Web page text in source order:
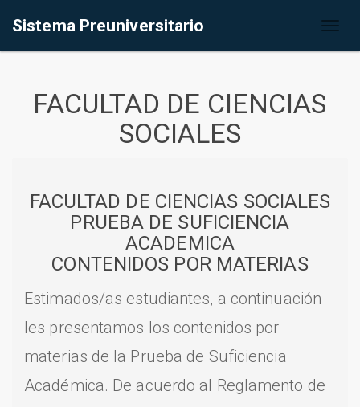
Sistema Preuniversitario
FACULTAD DE CIENCIAS
SOCIALES
FACULTAD DE CIENCIAS SOCIALES
PRUEBA DE SUFICIENCIA
ACADEMICA
CONTENIDOS POR MATERIAS
Estimados/as estudiantes, a continuación
les presentamos los contenidos por
materias de la Prueba de Suficiencia
Académica. De acuerdo al Reglamento de